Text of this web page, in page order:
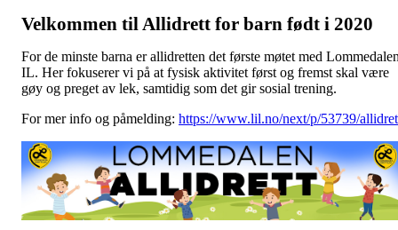
Velkommen til Allidrett for barn født i 2020
For de minste barna er allidretten det første møtet med
IL. Her fokuserer vi på at fysisk aktivitet først og fremst skal være
gøy og preget av lek, samtidig som det gir sosial trening.
For mer info og påmelding: https://www.lil.no/next/p/53739/